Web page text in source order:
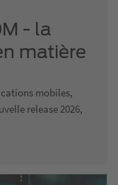
- la
matière
des
mobiles,
release 2026,